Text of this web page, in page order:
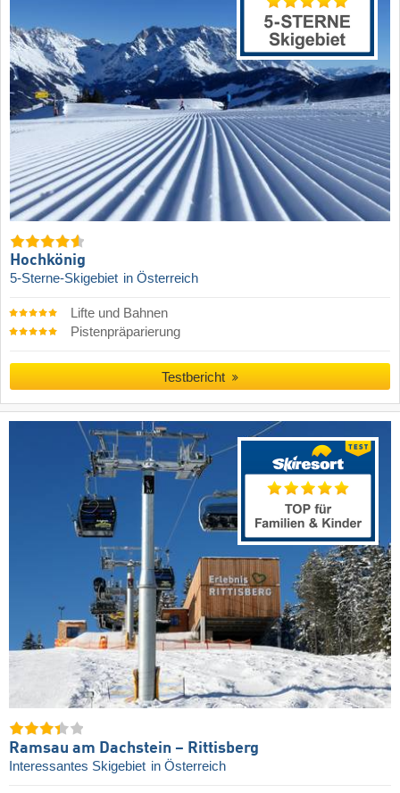
Hochkönig
5-Sterne-Skigebiet in Österreich
Lifte und Bahnen
Pistenpräparierung
Testbericht
Ramsau am Dachstein – Rittisberg
Interessantes Skigebiet in Österreich